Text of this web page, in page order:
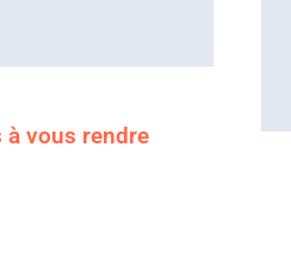
vous rendre